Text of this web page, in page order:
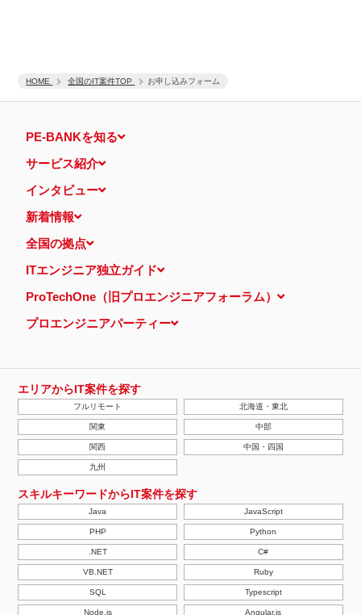
HOME 全国のIT案件TOP お申し込みフォーム
的の通知・開示・内容の訂正・追加または削除・利用の停止・消去
認定個人情報保護団体の名称および、苦情の解決の申出先
一般社団法人日本個人情報管理協会（JAPiCO）
相談・苦情受付窓口
ル泉岳寺前
本人が容易に認識できない方法による個人情報の取得
当ウェブサイトでは、広告配信事業者が提供するプログラムを利用
し、特定のサイトにおいて行動ターゲティング広告（サイト閲覧情
報などをもとにユーザーの興味・関心にあわせて広告を配信する広
告手法）を行っております。 その際、ユーザーのサイト訪問履歴
情報を採取するためCookieを使用しています（ただし、個人を特
定・識別できるような情報は一切含まれておりません）。
正、その他個人情報の安全管理のために必要かつ適切な措置を講じ
ます。
当社の個人情報の取扱いに関する苦情、相談等の問合せ先
株式会社ＰＥ－ＢＡＮＫ 個人情報相談窓口
FAX：03-3446-4180
Email：privacy@mcea.co.jp
【2019年10月7日 改訂】
PE-BANKを知る
サービス紹介
インタビュー
新着情報
全国の拠点
ITエンジニア独立ガイド
ProTechOne（旧プロエンジニアフォーラム）
プロエンジニアパーティー
エリアからIT案件を探す
フルリモート 北海道・東北
関東 中部
関西 中国・四国
九州
スキルキーワードからIT案件を探す
Java JavaScript
PHP Python
.NET C#
VB.NET Ruby
SQL Typescript
Node.js Angular.js